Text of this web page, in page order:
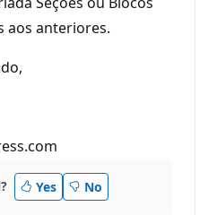
aos anteriores.
Yes No